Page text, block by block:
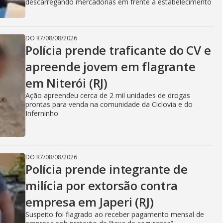
descarregando mercadorias em frente a estabelecimento
DO R7/08/08/2026
Polícia prende traficante do CV e
apreende jovem em flagrante
em Niterói (RJ)
Ação apreendeu cerca de 2 mil unidades de drogas
prontas para venda na comunidade da Ciclovia e do
Inferninho
DO R7/08/08/2026
Polícia prende integrante de
milícia por extorsão contra
empresa em Japeri (RJ)
Suspeito foi flagrado ao receber pagamento mensal de